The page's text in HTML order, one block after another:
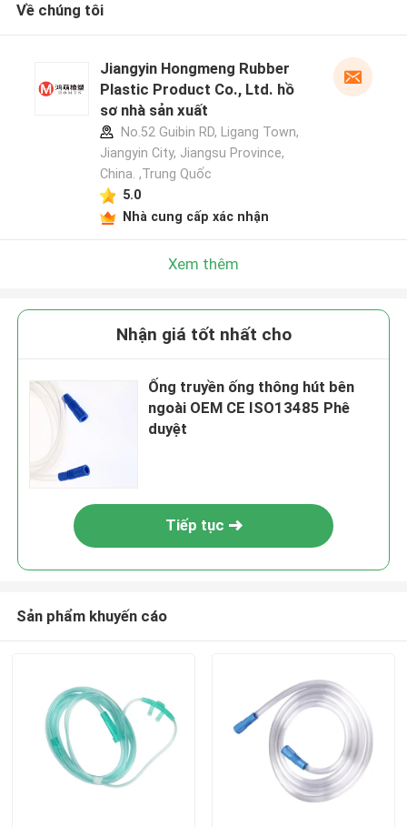
Về chúng tôi
Jiangyin Hongmeng Rubber
Plastic Product Co., Ltd. hồ
sơ nhà sản xuất
No.52 Guibin RD, Ligang Town,
Jiangyin City, Jiangsu Province,
China. ,Trung Quốc
5.0
Nhà cung cấp xác nhận
Xem thêm
Nhận giá tốt nhất cho
Ống truyền ống thông hút bên
ngoài OEM CE ISO13485 Phê
duyệt
Tiếp tục
Sản phẩm khuyến cáo